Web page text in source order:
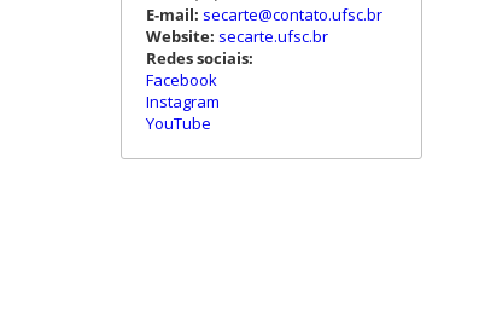
E-mail: secarte@contato.ufsc.br
Website: secarte.ufsc.br
Redes sociais:
Facebook
Instagram
YouTube